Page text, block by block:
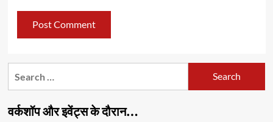
वर्कशॉप और इवेंट्स के दौरान…